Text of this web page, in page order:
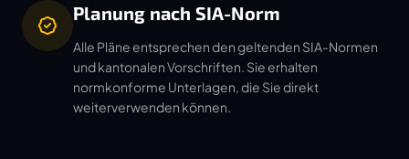
Planung nach SIA-Norm
Alle Pläne entsprechen den geltenden SIA-Normen
und kantonalen Vorschriften. Sie erhalten
normkonforme Unterlagen, die Sie direkt
weiterverwenden können.